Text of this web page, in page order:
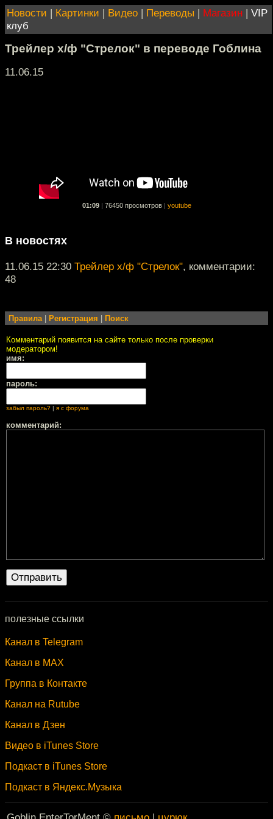
Новости | Картинки | Видео | Переводы | Магазин | VIP
клуб
Трейлер х/ф "Стрелок" в переводе Гоблина
11.06.15
01:09 76450 просмотров youtube
В новостях
11.06.15 22:30 Трейлер х/ф "Стрелок", комментарии:
48
Правила| Регистрация Поиск
Комментарий появится на сайте только после проверки
модератором!
имя:
пароль:
забыл пароль? я с форума
комментарий:
полезные ссылки
Канал в Telegram
Канал в MAX
Группа в Контакте
Канал на Rutube
Канал в Дзен
Видео в iTunes Store
Подкаст в iTunes Store
Подкаст в Яндекс.Музыка